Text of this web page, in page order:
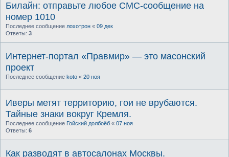
Билайн: отправьте любое СМС-сообщение на
номер 1010
Последнее сообщение лохотрон « 09 дек
Ответы: 3
Интернет-портал «Правмир» — это масонский
проект
Последнее сообщение koto « 20 ноя
Иверы метят территорию, гои не врубаются.
Тайные знаки вокруг Кремля.
Последнее сообщение Гойский долбоёб « 07 ноя
Ответы: 6
Как разводят в автосалонах Москвы.